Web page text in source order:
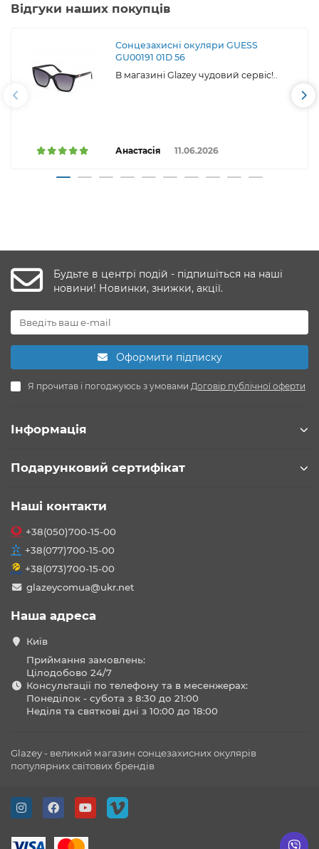
Відгуки наших покупців
Сонцезахисні окуляри GUESS
GU00191 01D 56
В магазині Glazey чудовий сервіс!..
Анастасія 11.06.2026
Будьте в центрі подій - підпишіться на наші
новини! Новинки, знижки, акції.
Оформити підписку
Я прочитав і погоджуюсь з умовами Договір публічної оферти
Інформація
Подарунковий сертифікат
Наші контакти
+38(050)700-15-00
+38(077)700-15-00
+38(073)700-15-00
glazeycomua@ukr.net
Наша адреса
Київ
Приймання замовлень:
Цілодобово 24/7
Консультації по телефону та в месенжерах:
Понеділок - субота з 8:30 до 21:00
Неділя та святкові дні з 10:00 до 18:00
Glazey - великий магазин сонцезахисних окулярів
популярних світових брендів